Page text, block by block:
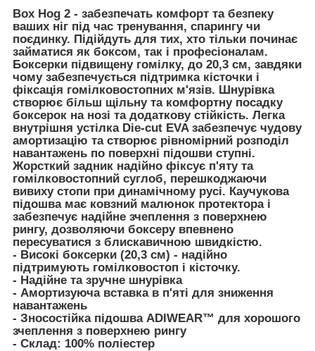
Box Hog 2 - забезпечать комфорт та безпеку
ваших ніг під час тренування, спарингу чи
поєдинку. Підійдуть для тих, хто тільки починає
займатися як боксом, так і професіоналам.
Боксерки підвищену гомілку, до 20,3 см, завдяки
чому забезпечується підтримка кісточки і
фіксація гомілковостопних м'язів. Шнурівка
створює більш щільну та комфортну посадку
боксерок на нозі та додаткову стійкість. Легка
внутрішня устілка Die-cut EVA забезпечує чудову
амортизацію та створює рівномірний розподіл
навантажень по поверхні підошви ступні.
Жорсткий задник надійно фіксує п'яту та
гомілковостопний суглоб, перешкоджаючи
вивиху стопи при динамічному русі. Каучукова
підошва має ковзний малюнок протектора і
забезпечує надійне зчеплення з поверхнею
рингу, дозволяючи боксеру впевнено
пересуватися з блискавичною швидкістю.
- Високі боксерки (20,3 см) - надійно
підтримують гомілковостоп і кісточку.
- Надійне та зручне шнурівка
- Амортизуюча вставка в п'яті для зниження
навантажень
- Зносостійка підошва ADIWEAR™ для хорошого
зчеплення з поверхнею рингу
- Склад: 100% поліестер